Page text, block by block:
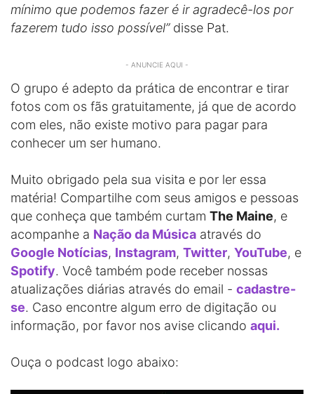
mínimo que podemos fazer é ir agradecê-los por
fazerem tudo isso possível” disse Pat.
- ANUNCIE AQUI -
O grupo é adepto da prática de encontrar e tirar
fotos com os fãs gratuitamente, já que de acordo
com eles, não existe motivo para pagar para
conhecer um ser humano.
Muito obrigado pela sua visita e por ler essa
matéria! Compartilhe com seus amigos e pessoas
que conheça que também curtam The Maine, e
acompanhe a Nação da Música através do
Google Notícias, Instagram, Twitter, YouTube, e
Spotify. Você também pode receber nossas
atualizações diárias através do email - cadastre-
se. Caso encontre algum erro de digitação ou
informação, por favor nos avise clicando aqui.
Ouça o podcast logo abaixo: